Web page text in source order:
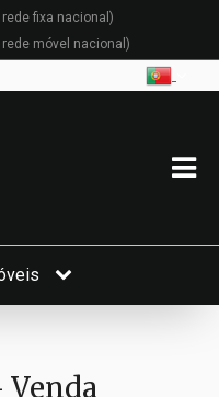
fixa nacional)
móvel nacional)